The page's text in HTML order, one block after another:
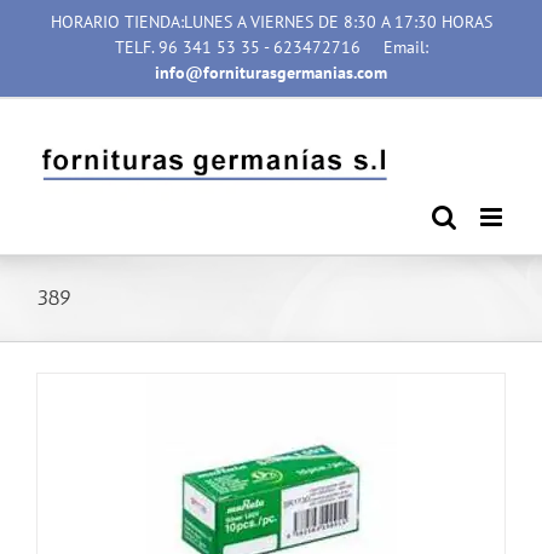
HORARIO TIENDA:LUNES A VIERNES DE 8:30 A 17:30 HORAS
TELF. 96 341 53 35 - 623472716
Email:
info@forniturasgermanias.com
389